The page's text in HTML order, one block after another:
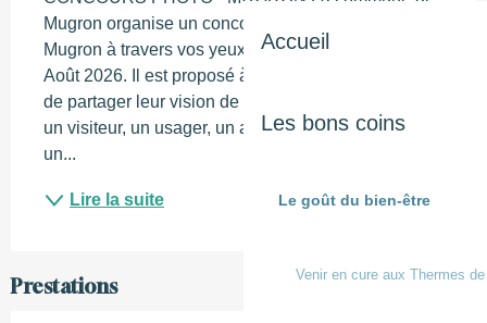
Accueil
Les bons coins
Le goût du bien-être
Venir en cure aux Thermes
Mugron organise un concours photo intitulé «
Mugron à travers vos yeux » du 06 Juin 2026 au 31
Août 2026. Il est proposé à tous les Mugronnais(es)
de partager leur vision de leur lieu de vie. Vous êtes
un visiteur, un usager, un amateur de photo, ou bien
un...
Lire la suite
Prestations